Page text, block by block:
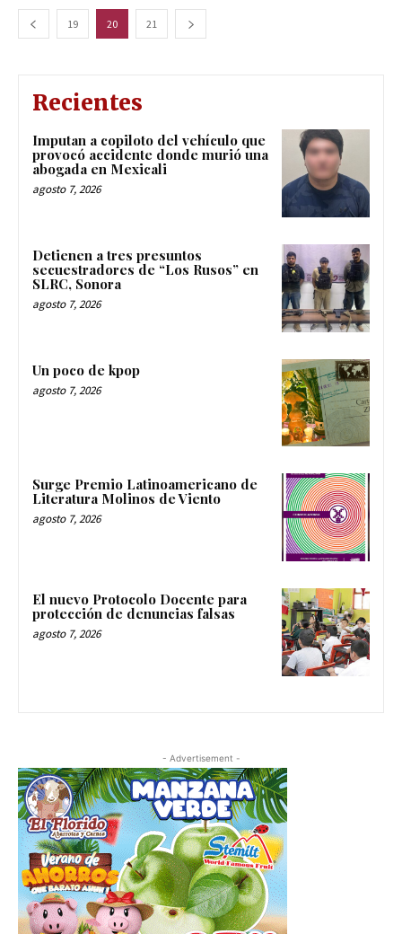
19 20 21
Recientes
Imputan a copiloto del vehículo que
provocó accidente donde murió una
abogada en Mexicali
agosto 7, 2026
Detienen a tres presuntos
secuestradores de “Los Rusos” en
SLRC, Sonora
agosto 7, 2026
Un poco de kpop
agosto 7, 2026
Surge Premio Latinoamericano de
Literatura Molinos de Viento
agosto 7, 2026
El nuevo Protocolo Docente para
protección de denuncias falsas
agosto 7, 2026
- Advertisement -